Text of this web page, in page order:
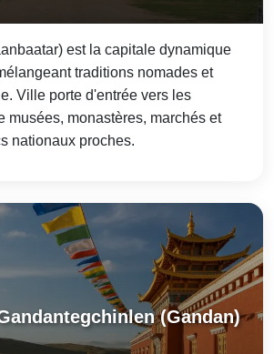
est la capitale dynamique
traditions nomades et
Ville porte d'entrée vers les
musées, monastères, marchés et
nationaux proches.
(Gandan)